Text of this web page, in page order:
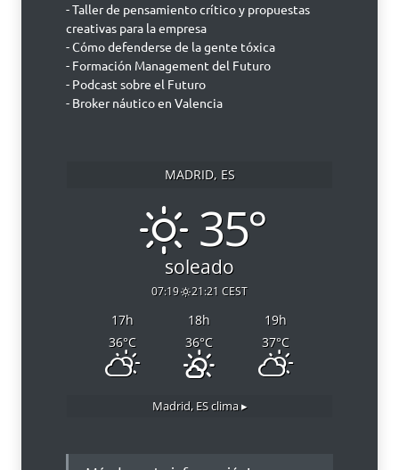
- Taller de pensamiento crítico y propuestas
creativas para la empresa
- Cómo defenderse de la gente tóxica
- Formación Management del Futuro
- Podcast sobre el Futuro
- Broker náutico en Valencia
MADRID, ES
35°
soleado
07:19 21:21 CEST
17h 18h 19h
36°C 36°C 37°C
Madrid, ESclima ▸